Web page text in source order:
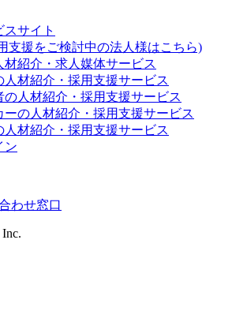
サイト
支援をご検討中の法人様はこちら)
材紹介・求人媒体サービス
人材紹介・採用支援サービス
の人材紹介・採用支援サービス
ーの人材紹介・採用支援サービス
人材紹介・採用支援サービス
ン
わせ窓口